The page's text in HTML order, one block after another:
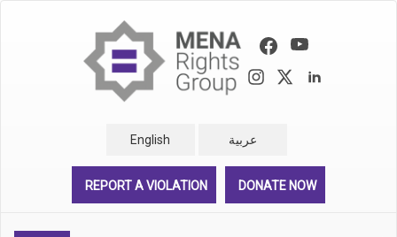
English عربية
REPORT A VIOLATION DONATE NOW